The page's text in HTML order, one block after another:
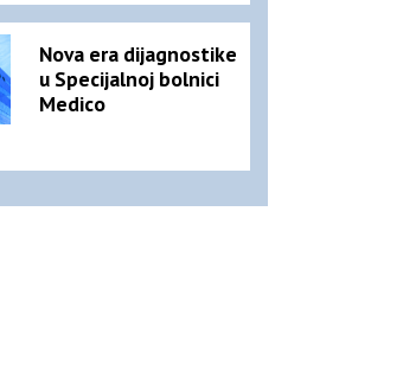
Nova era dijagnostike
u Specijalnoj bolnici
Medico